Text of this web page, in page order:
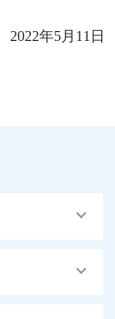
2022年5月11日